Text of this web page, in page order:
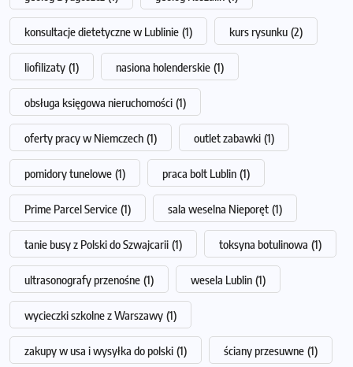
konsultacje dietetyczne w Lublinie (1) kurs rysunku (2)
liofilizaty (1) nasiona holenderskie (1)
obsługa księgowa nieruchomości (1)
oferty pracy w Niemczech (1) outlet zabawki (1)
pomidory tunelowe (1) praca bolt Lublin (1)
Prime Parcel Service (1) sala weselna Nieporęt (1)
tanie busy z Polski do Szwajcarii (1) toksyna botulinowa (1)
ultrasonografy przenośne (1) wesela Lublin (1)
wycieczki szkolne z Warszawy (1)
zakupy w usa i wysyłka do polski (1) ściany przesuwne (1)